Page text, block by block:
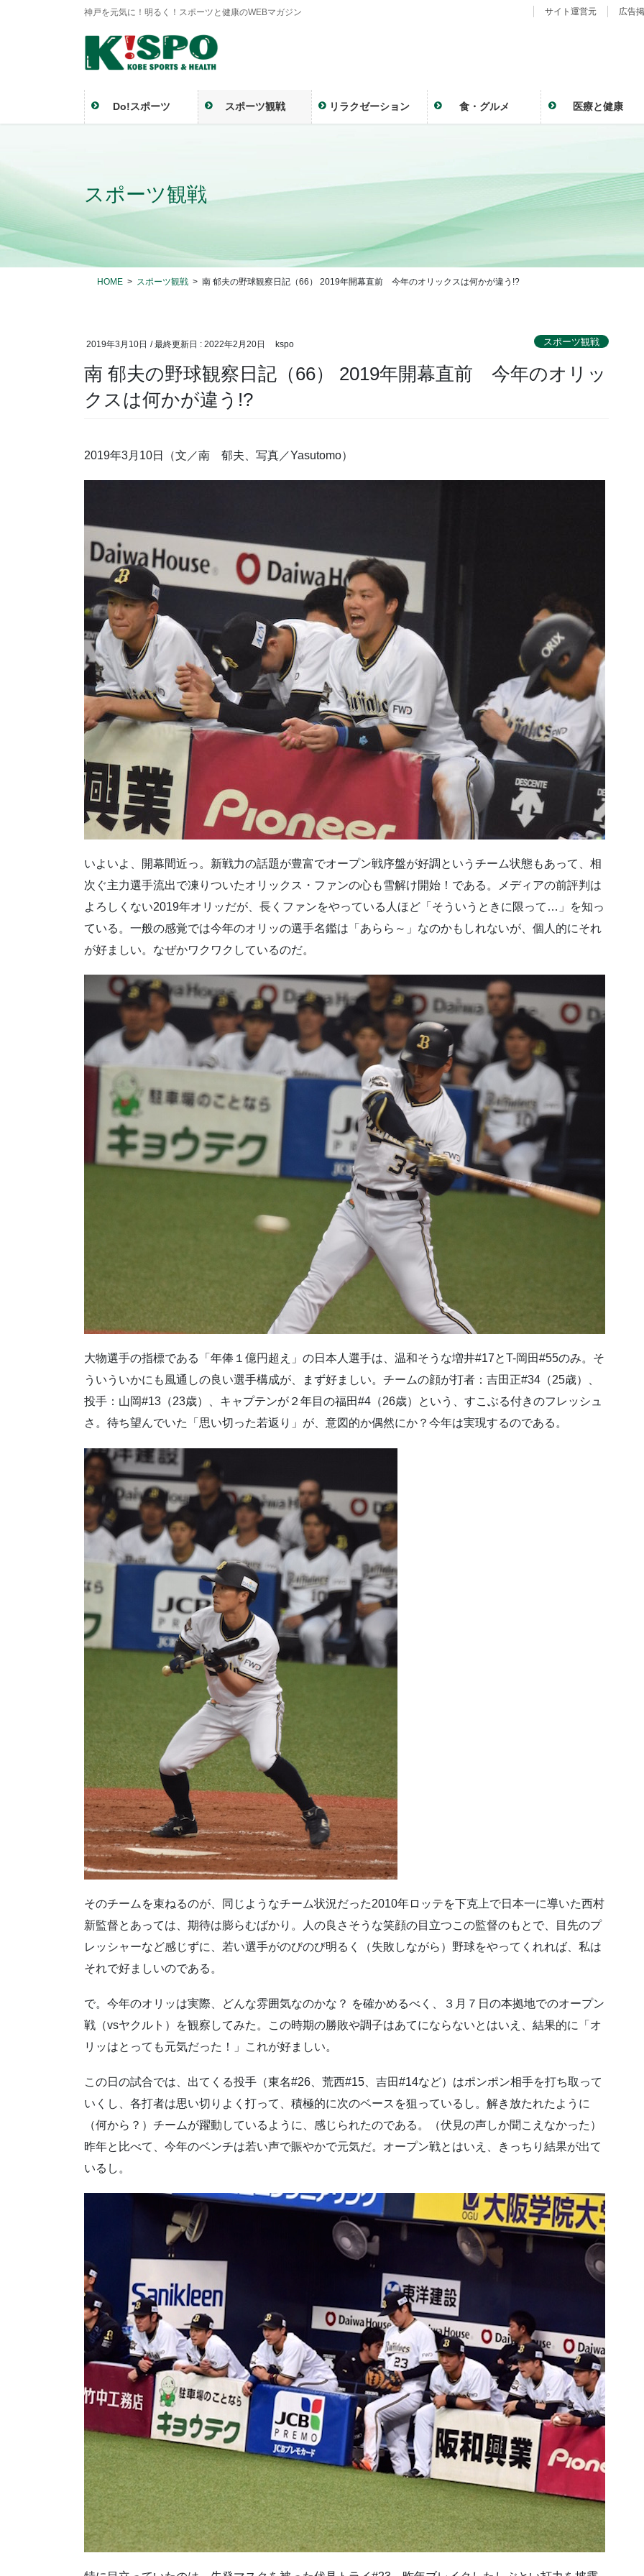
神戸を元気に！明るく！スポーツと健康のWEBマガジン サイト運営元 広告
Do!スポーツ スポーツ観戦 リラクゼーション 食・グルメ 医療と健康
スポーツ観戦
HOME スポーツ観戦 南 郁夫の野球観察日記（66） 2019年開幕直前 今年のオリックスは何かが違う!?
2019年3月10日 / 最終更新日 : 2022年2月20日 kspo スポーツ観戦
南 郁夫の野球観察日記（66） 2019年開幕直前 今年のオリッ
クスは何かが違う!?
2019年3月10日（文／南 郁夫、写真／Yasutomo）
いよいよ、開幕間近っ。新戦力の話題が豊富でオープン戦序盤が好調というチーム状態もあって、相
次ぐ主力選手流出で凍りついたオリックス・ファンの心も雪解け開始！である。メディアの前評判は
よろしくない2019年オリッだが、長くファンをやっている人ほど「そういうときに限って…」を知っ
ている。一般の感覚では今年のオリッの選手名鑑は「あらら～」なのかもしれないが、個人的にそれ
が好ましい。なぜかワクワクしているのだ。
大物選手の指標である「年俸１億円超え」の日本人選手は、温和そうな増井#17とT-岡田#55のみ。そ
ういういかにも風通しの良い選手構成が、まず好ましい。チームの顔が打者：吉田正#34（25歳）、
投手：山岡#13（23歳）、キャプテンが２年目の福田#4（26歳）という、すこぶる付きのフレッシュ
さ。待ち望んでいた「思い切った若返り」が、意図的か偶然にか？今年は実現するのである。
そのチームを束ねるのが、同じようなチーム状況だった2010年ロッテを下克上で日本一に導いた西村
新監督とあっては、期待は膨らむばかり。人の良さそうな笑顔の目立つこの監督のもとで、目先のプ
レッシャーなど感じずに、若い選手がのびのび明るく（失敗しながら）野球をやってくれれば、私は
それで好ましいのである。
で。今年のオリッは実際、どんな雰囲気なのかな？ を確かめるべく、３月７日の本拠地でのオープン
戦（vsヤクルト）を観察してみた。この時期の勝敗や調子はあてにならないとはいえ、結果的に「オ
リッはとっても元気だった！」これが好ましい。
この日の試合では、出てくる投手（東名#26、荒西#15、吉田#14など）はポンポン相手を打ち取って
いくし、各打者は思い切りよく打って、積極的に次のベースを狙っているし。解き放たれたように
（何から？）チームが躍動しているように、感じられたのである。（伏見の声しか聞こえなかった）
昨年と比べて、今年のベンチは若い声で賑やかで元気だ。オープン戦とはいえ、きっちり結果が出て
いるし。